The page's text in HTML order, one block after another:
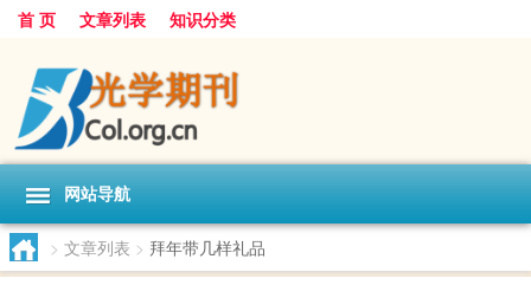
首 页 文章列表 知识分类
网站导航
> 文章列表 > 拜年带几样礼品